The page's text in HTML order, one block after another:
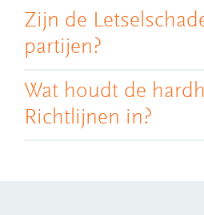
Zijn de
partijen?
Wat houdt de
Richtlijnen in?